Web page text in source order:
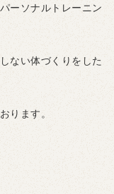
ーソナルトレーニン
ない体づくりをした
ります。